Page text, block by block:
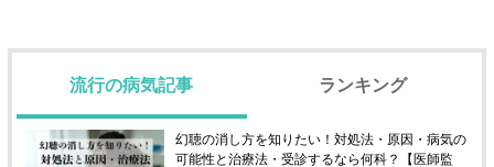
流行の病気記事 ランキング
幻聴の消し方を知りたい！対処法・原因・病気の
可能性と治療法・受診するなら何科？【医師監